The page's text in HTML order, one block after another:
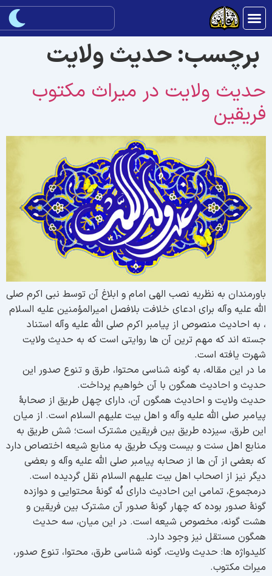
برچسب:حديث ولايت
ولايت در ميراث مکتوب
به نظریه نصب الهی امام و ابلاغ آن توسط نبی اکرم صلی
علیه وآله برای ادعای خلافت بلافصل امیرالمؤمنین علیه السلام
به احادیث منصوص از پیامبر اکرم صلی الله علیه وآله استناد
اند که مهم ترین آن ها روایتی است که به حدیث ولایت
یافته است.
در این مقاله، به گونه شناسی محتوا، طرق و تنوع صدور این
و احادیث همگون با آن خواهیم پرداخت.
ولایت و احادیث همگون آن، دارای چهل طریق از صحابۀ
صلی الله علیه وآله و اهل بیت علیهم السلام است. از میان
طرق، سیزده طریق بین فریقین مشترک است؛ شش طریق به
اهل سنت و بیست ویک طریق به منابع شیعه اختصاص دارد
بعضی از آن ها از صحابه پیامبر صلی الله علیه وآله و بعضی
نیز از اصحاب اهل بیت علیهم السلام نقل گردیده است.
تمامی این احادیث دارای نُه گونۀ محتوایی و دوازده
صدور بوده که چهار گونۀ صدور آن مشترک بین فریقین و
گونه، مخصوص شیعه است. در این میان، سه حدیث
مستقل نیز وجود دارد.
ها: حدیث ولایت، گونه شناسی طرق، محتوا، تنوع صدور،
مکتوب.